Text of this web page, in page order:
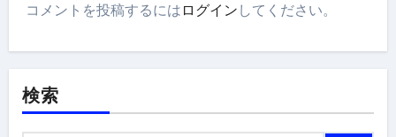
コメントを投稿するには ログイン してください。
検索